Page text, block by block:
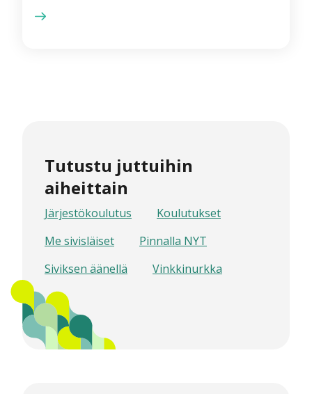
Tutustu juttuihin
aiheittain
Järjestökoulutus
Koulutukset
Me sivisläiset
Pinnalla NYT
Siviksen äänellä
Vinkkinurkka